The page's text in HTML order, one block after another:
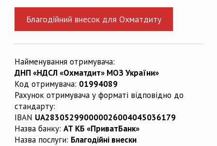
Благодійний внесок для Охматдиту
Найменування отримувача:
ДНП «НДСЛ «Охматдит» МОЗ України»
Код отримувача: 01994089
Рахунок отримувача у форматі відповідно до
стандарту:
IBAN UA283052990000026004045036179
Назва банку: АТ КБ «ПриватБанк»
Назва послуги: Благодійні внески